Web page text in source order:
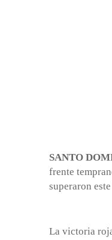
SANTO
frente
superaron
La victoria